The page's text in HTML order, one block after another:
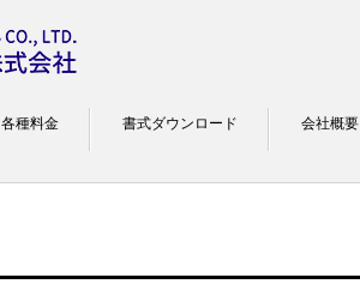
各種料金 書式ダウンロード 会社概要